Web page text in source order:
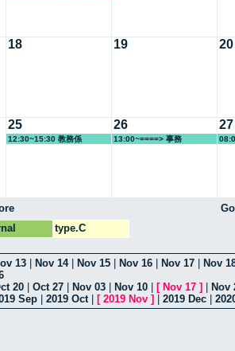
18 19 20
25
12:30~15:30 教務係
26
13:00~====> 事務
27
type.C
13 Nov 14| Nov 15 Nov 16 Nov 17
Nov
20 Oct 27 Nov 03 Nov 10 [ Nov 17 ]
Nov
Sep 2019 Oct [ 2019 Nov ] 2019 Dec